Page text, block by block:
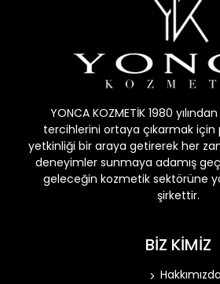
YONCA KOZMETİK 1980
tercihlerini ortaya çıkarmak
yetkinliği bir araya getirerek her
deneyimler sunmaya adamış
geleceğin kozmetik sektörüne
şirkettir.
BİZ KİMİZ
Hakkımızda